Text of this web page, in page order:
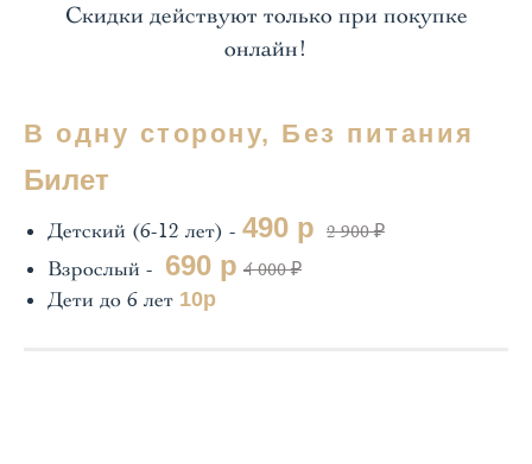
Скидки действуют только при покупке
онлайн!
В одну сторону, Без питания
Билет
Детский (6-12 лет) - 490 р 2 900 ₽
Взрослый - 690 р 4 000 ₽
Дети до 6 лет 10р